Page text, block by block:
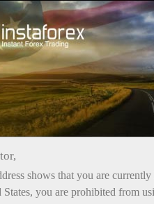
Бонуси
Бонуси
shows that you are
States, you are prohibited from